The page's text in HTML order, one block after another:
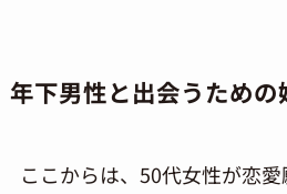
年下男性と出会うための
ここからは、 50代女性が恋